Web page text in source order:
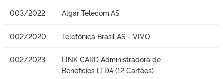
003/2022 Algar Telecom AS
002/2020 Telefônica Brasil AS - VIVO
002/2023
LINK CARD Administradora de
Beneficios LTDA (12 Cartões)